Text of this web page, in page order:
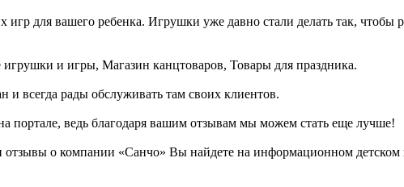
для вашего ребенка. Игрушки уже давно стали делать так, чтобы
и игры, Магазин канцтоваров, Товары для праздника.
всегда рады обслуживать там своих клиентов.
портале, ведь благодаря вашим отзывам мы можем стать еще лучше!
о компании «Санчо» Вы найдете на информационном детском